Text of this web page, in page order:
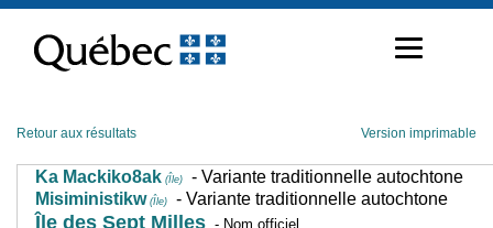
contenu
Retour aux résultats Version imprimable
Ka Mackiko8ak (Île)
- Variante traditionnelle autochtone
Misiministikw (Île) - Variante traditionnelle autochtone
Île des Sept Milles - Nom officiel